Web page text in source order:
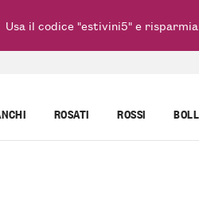
ROSATI ROSSI
Usa il codice "estivini5" e